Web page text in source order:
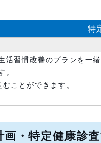
特
活習慣改善のプランを一
。
ことができます。
・特定健康診